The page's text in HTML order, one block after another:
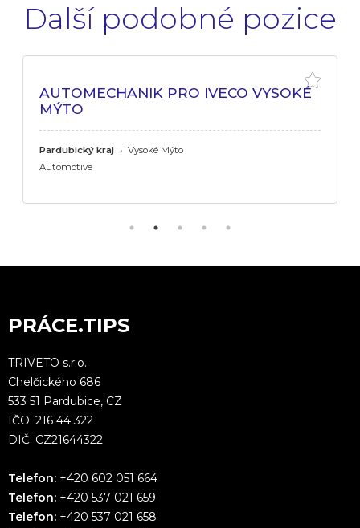
Další podobné pozice
AUTOMECHANIK PRO IVECO VYSOKÉ
MÝTO
Pardubický kraj • Vysoké Mýto
Automotive
PRÁCE.TIPS
TRIVETO s.r.o.
Chelčického 686
533 51 Pardubice, CZ
IČO: 216 44 322
DIČ: CZ21644322
Telefon: +420 602 051 664
Telefon: +420 537 021 659
Telefon: +420 537 021 658